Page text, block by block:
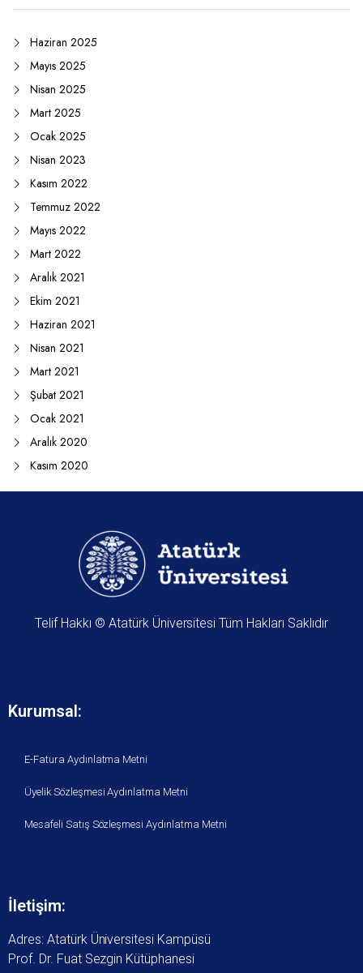
Haziran 2025
Mayıs 2025
Nisan 2025
Mart 2025
Ocak 2025
Nisan 2023
Kasım 2022
Temmuz 2022
Mayıs 2022
Mart 2022
Aralık 2021
Ekim 2021
Haziran 2021
Nisan 2021
Mart 2021
Şubat 2021
Ocak 2021
Aralık 2020
Kasım 2020
Telif Hakkı © Atatürk Üniversitesi Tüm Hakları Saklıdır
Kurumsal:
E-Fatura Aydınlatma Metni
Üyelik Sözleşmesi Aydınlatma Metni
Mesafeli Satış Sözleşmesi Aydınlatma Metni
İletişim:
Adres: Atatürk Üniversitesi Kampüsü
Prof. Dr. Fuat Sezgin Kütüphanesi